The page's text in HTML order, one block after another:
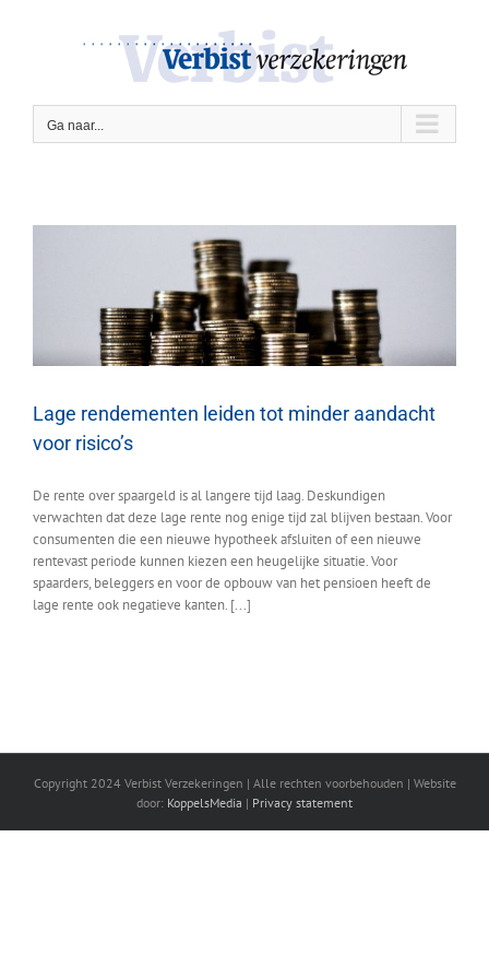
Ga naar...
Lage rendementen leiden tot minder aandacht
voor risico’s
De rente over spaargeld is al langere tijd laag. Deskundigen
verwachten dat deze lage rente nog enige tijd zal blijven bestaan. Voor
consumenten die een nieuwe hypotheek afsluiten of een nieuwe
rentevast periode kunnen kiezen een heugelijke situatie. Voor
spaarders, beleggers en voor de opbouw van het pensioen heeft de
lage rente ook negatieve kanten. [...]
Copyright 2024 Verbist Verzekeringen | Alle rechten voorbehouden | Website
door: KoppelsMedia | Privacy statement